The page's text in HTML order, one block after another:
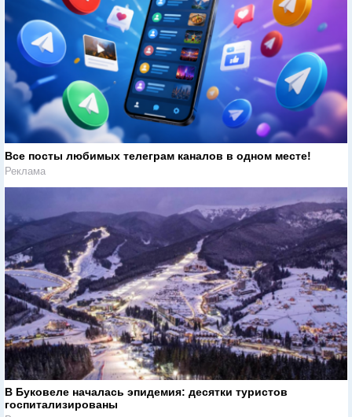
Все посты любимых телеграм каналов в одном месте!
Реклама
В Буковеле началась эпидемия: десятки туристов
госпитализированы